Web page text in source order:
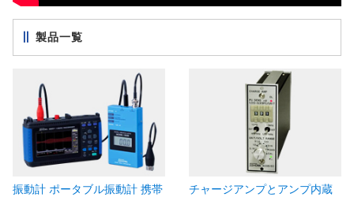
製品一覧
振動計 ポータブル振動計 携帯
チャージアンプとアンプ内蔵